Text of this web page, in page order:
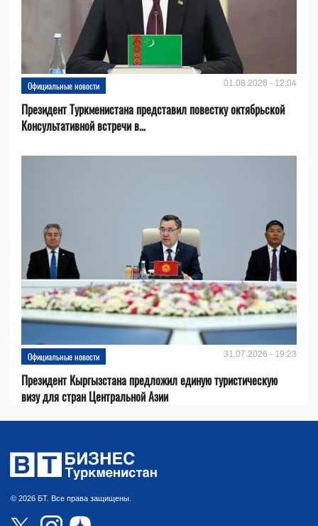
Официальные новости 01.08.2026 - 12:04
Президент Туркменистана представил повестку октябрьской
Консультативной встречи в...
Официальные новости 31.07.2026 - 19:23
Президент Кыргызстана предложил единую туристическую
визу для стран Центральной Азии
© 2026 БТ. Все права защищены.